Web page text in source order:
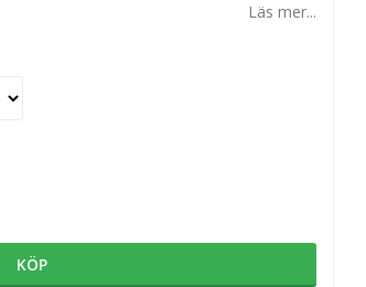
Läs mer...
KÖP